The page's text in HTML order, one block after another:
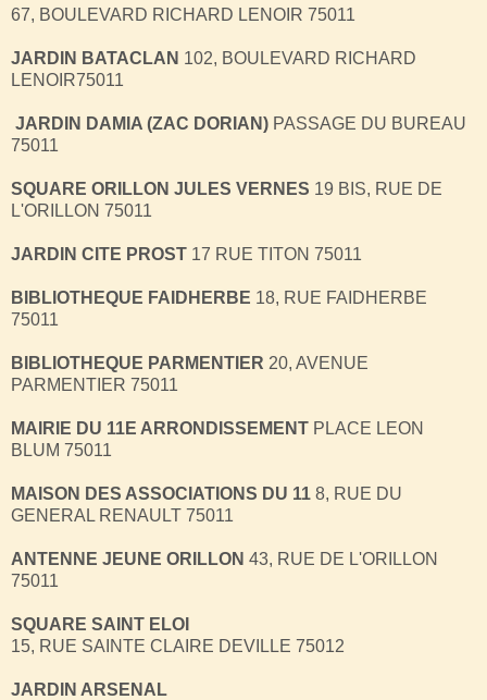
67, BOULEVARD RICHARD LENOIR 75011
JARDIN BATACLAN 102, BOULEVARD RICHARD
LENOIR75011
JARDIN DAMIA (ZAC DORIAN) PASSAGE DU BUREAU
75011
SQUARE ORILLON JULES VERNES 19 BIS, RUE DE
L'ORILLON 75011
JARDIN CITE PROST 17 RUE TITON 75011
BIBLIOTHEQUE FAIDHERBE 18, RUE FAIDHERBE
75011
BIBLIOTHEQUE PARMENTIER 20, AVENUE
PARMENTIER 75011
MAIRIE DU 11E ARRONDISSEMENT PLACE LEON
BLUM 75011
MAISON DES ASSOCIATIONS DU 11 8, RUE DU
GENERAL RENAULT 75011
ANTENNE JEUNE ORILLON 43, RUE DE L'ORILLON
75011
SQUARE SAINT ELOI
15, RUE SAINTE CLAIRE DEVILLE 75012
JARDIN ARSENAL